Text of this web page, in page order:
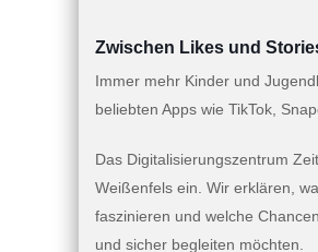
Zwischen Likes und
Immer mehr Kinder und
beliebten Apps wie TikTok,
Das Digitalisierungszentrum
Weißenfels ein. Wir erklären,
faszinieren und welche
und sicher begleiten möchten.